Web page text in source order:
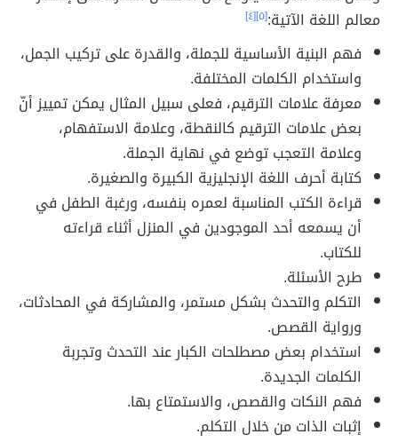
معالم اللغة الآتية:[٥] [٤]
فهم البنية الأساسية للجملة، والقدرة على تركيب الجمل،
واستخدام الكلمات المختلفة.
معرفة علامات الترقيم، فعلى سبيل المثال يمكن تمييز أنّ
بعض علامات الترقيم كالنقطة، وعلامة الاستفهام،
وعلامة التعجب توضع في نهاية الجملة.
كتابة أحرف اللغة الإنجليزية الكبيرة والصغيرة.
قراءة الكتب المناسبة لعمره بنفسه، ورغبة الطفل في
أن يسمعه أحد الموجودين في المنزل أثناء قراءته
للكتاب.
طرح الأسئلة.
التكلم والتحدث بشكل مستمر، والمشاركة في المحادثات،
ورواية القصص.
استخدام بعض مصطلحات الكبار عند التحدث وتجربة
الكلمات الجديدة.
فهم النكات والقصص، والاستمتاع بها.
إثبات الذات من خلال التكلم.